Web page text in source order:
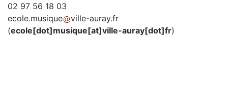
02 97 56 18 03
ecole.musique ville-auray.fr
(ecole[dot]musique[at]ville-auray[dot]fr)